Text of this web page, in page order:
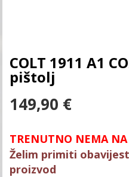
COLT 1911 A1
pištolj
149,90 €
TRENUTNO NEMA
Želim primiti
proizvod